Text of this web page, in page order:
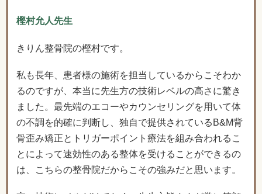
樫村允人先生
きりん整骨院の樫村です。
私も長年、患者様の施術を担当しているからこそわか
るのですが、本当に先生方の技術レベルの高さに驚き
ました。最先端のエコーやカウンセリングを用いて体
の不調を的確に判断し、独自で提供されているB&M背
骨歪み矯正とトリガーポイント療法を組み合われるこ
とによって速効性のある整体を受けることができるの
は、こちらの整骨院だからこその強みだと思います。